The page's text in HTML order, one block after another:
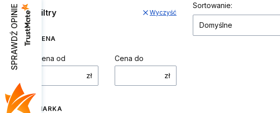
Filtry Wyczyść
CENA
Cena od
zł
Cena do
zł
MARKA
Lista produktów
Sortowanie:
Domyślne
SPRAWDŹ OPINIE